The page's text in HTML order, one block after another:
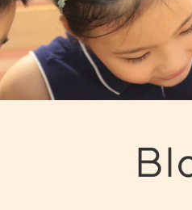
キ
ッ
プ